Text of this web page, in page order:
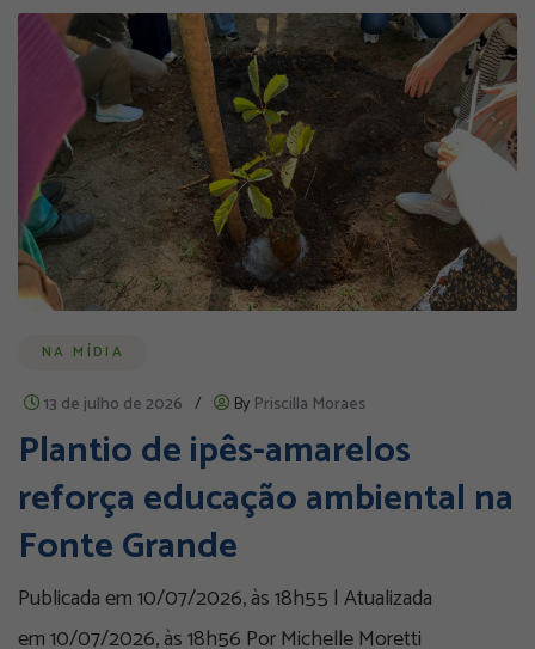
NA MÍDIA
13 de julho de 2026 / By Priscilla Moraes
Plantio de ipês-amarelos
reforça educação ambiental na
Fonte Grande
Publicada em 10/07/2026, às 18h55 | Atualizada
em 10/07/2026, às 18h56 Por Michelle Moretti